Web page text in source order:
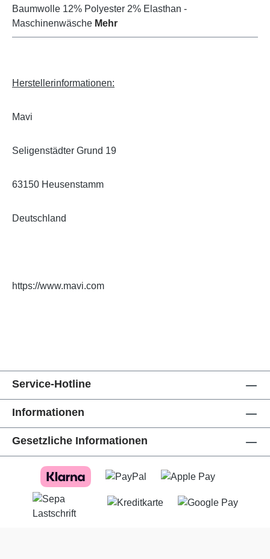
Baumwolle 12% Polyester 2% Elasthan -
Maschinenwäsche Mehr
Herstellerinformationen:
Mavi
Seligenstädter Grund 19
63150 Heusenstamm
Deutschland
https://www.mavi.com
Service-Hotline
Informationen
Gesetzliche Informationen